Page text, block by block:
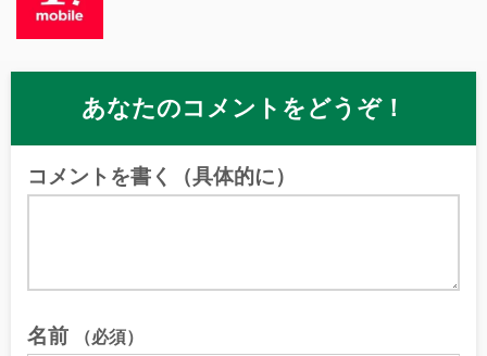
あなたのコメントをどうぞ！
コメントを書く（具体的に）
名前 （必須）